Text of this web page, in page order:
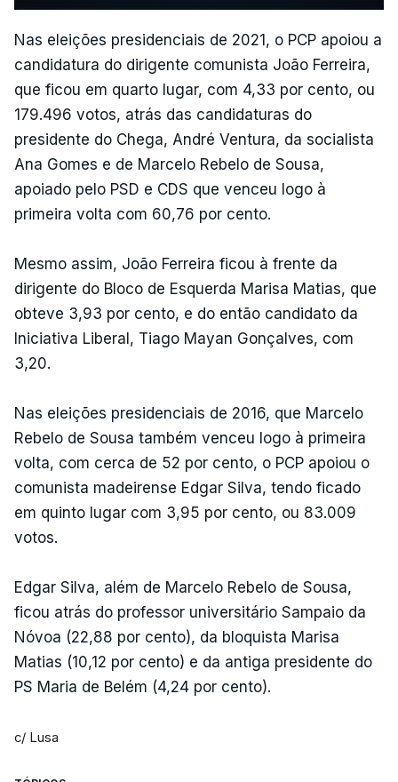
Nas eleições presidenciais de 2021, o PCP apoiou a
candidatura do dirigente comunista João Ferreira,
que ficou em quarto lugar, com 4,33 por cento, ou
179.496 votos, atrás das candidaturas do
presidente do Chega, André Ventura, da socialista
Ana Gomes e de Marcelo Rebelo de Sousa,
apoiado pelo PSD e CDS que venceu logo à
primeira volta com 60,76 por cento.
Mesmo assim, João Ferreira ficou à frente da
dirigente do Bloco de Esquerda Marisa Matias, que
obteve 3,93 por cento, e do então candidato da
Iniciativa Liberal, Tiago Mayan Gonçalves, com
3,20.
Nas eleições presidenciais de 2016, que Marcelo
Rebelo de Sousa também venceu logo à primeira
volta, com cerca de 52 por cento, o PCP apoiou o
comunista madeirense Edgar Silva, tendo ficado
em quinto lugar com 3,95 por cento, ou 83.009
votos.
Edgar Silva, além de Marcelo Rebelo de Sousa,
ficou atrás do professor universitário Sampaio da
Nóvoa (22,88 por cento), da bloquista Marisa
Matias (10,12 por cento) e da antiga presidente do
PS Maria de Belém (4,24 por cento).
c/ Lusa